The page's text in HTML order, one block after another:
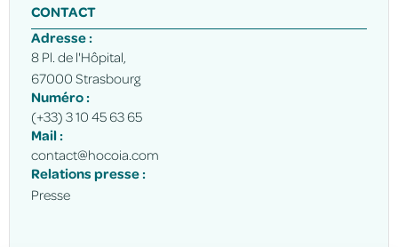
CONTACT
Adresse :
8 Pl. de l'Hôpital,
67000 Strasbourg
Numéro :
(+33) 3 10 45 63 65
Mail :
contact@hocoia.com
Relations presse :
Presse